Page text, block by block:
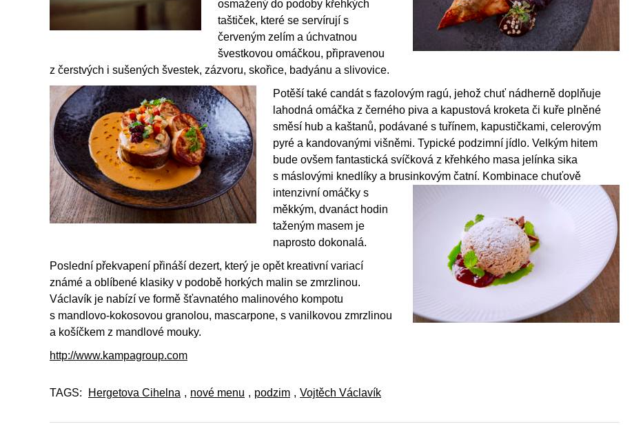
osmažený do podoby křehkých
taštiček, které se servírují s
červeným zelím a úchvatnou
švestkovou omáčkou, připravenou
z čerstvých i sušených švestek, zázvoru, skořice, badyánu a slivovice.
Potěší také candát s fazolovým ragú, jehož chuť nádherně doplňuje
lahodná omáčka z černého piva a kapustová kroketa či kuře plněné
směsí hub a kaštanů, podávané s tuřínem, kapustičkami, celerovým
pyré a kandovanými višněmi. Typické podzimní jídlo. Velkým hitem
bude ovšem fantastická svíčková z křehkého masa jelínka sika
s máslovými knedlíky a brusinkovým čatní. Kombinace chuťově
intenzivní omáčky s
měkkým, dvanáct hodin
taženým masem je
naprosto dokonalá.
Poslední překvapení přináší dezert, který je opět kreativní variací
známé a oblíbené klasiky v podobě horkých malin se zmrzlinou.
Václavík je nabízí ve formě šťavnatého malinového kompotu
s mandlovo-kokosovou granolou, mascarpone, s vanilkovou zmrzlinou
a košíčkem z mandlové mouky.
http://www.kampagroup.com
TAGS: Hergetova Cihelna , nové menu , podzim , Vojtěch Václavík